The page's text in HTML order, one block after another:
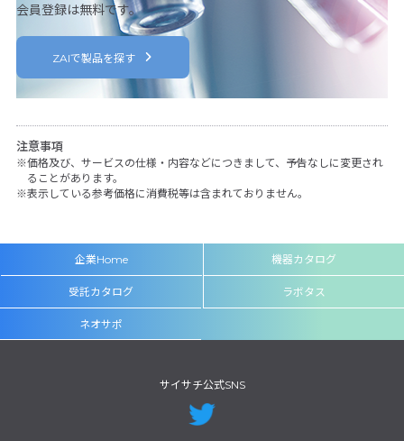
会員登録は無料です。
ZAIで製品を探す
注意事項
価格及び、サービスの仕様・内容などにつきまして、予告なしに変更され
ることがあります。
表示している参考価格に消費税等は含まれておりません。
企業Home 機器カタログ
受託カタログ ラボタス
ネオサポ
サイサチ公式SNS